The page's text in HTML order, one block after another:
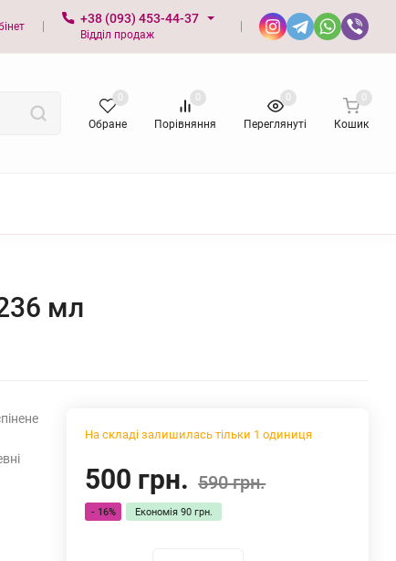
+38 (093) 453-44-37
Відділ продаж
Обране
0
Порівняння
0
Переглянуті
0
Кошик
0
мл
На складі залишилась тільки 1 одиниця
500 грн. 590 грн.
- 16% Економія90 грн.